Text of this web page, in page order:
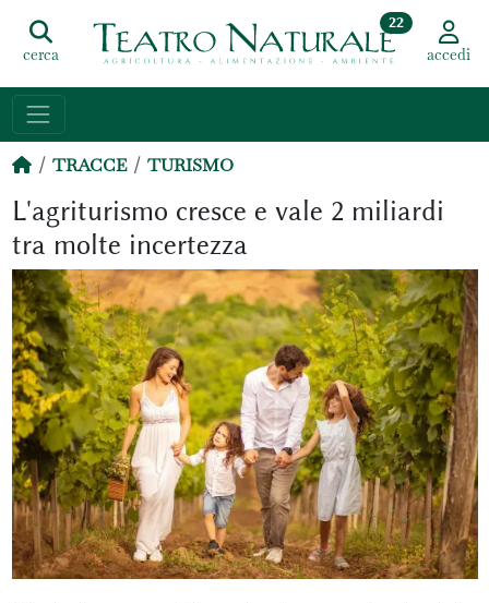
cerca
22
accedi
TRACCE TURISMO
L'agriturismo cresce e vale 2 miliardi
tra molte incertezza